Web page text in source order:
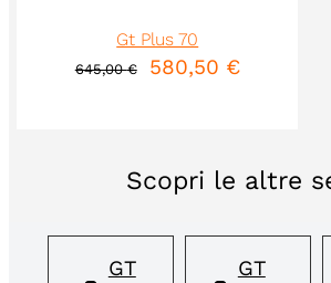
Gt Plus 70
645,00€ 580,50 €
Scopri le altre
GT
GT